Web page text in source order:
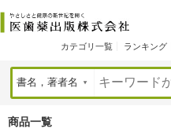
カテゴリ一覧 ランキング
商品一覧